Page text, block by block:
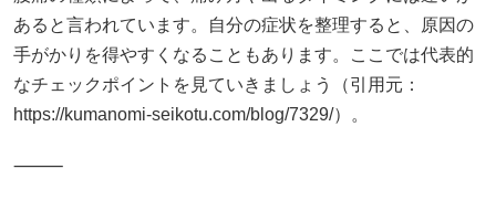
あると言われています。自分の症状を整理すると、原因の
手がかりを得やすくなることもあります。ここでは代表的
なチェックポイントを見ていきましょう（引用元：
https://kumanomi-seikotu.com/blog/7329/）。
⸻